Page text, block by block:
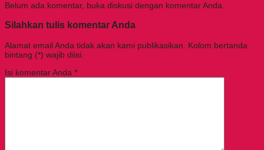
Belum ada komentar, buka diskusi dengan komentar Anda.
Silahkan tulis komentar Anda
Alamat email Anda tidak akan kami publikasikan. Kolom bertanda
bintang (*) wajib diisi.
Isi komentar Anda *